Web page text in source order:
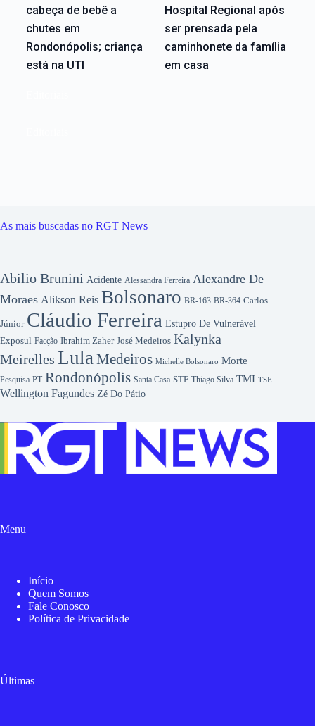
cabeça de bebê a
chutes em
Rondonópolis; criança
está na UTI
Hospital Regional após
ser prensada pela
caminhonete da família
em casa
As mais buscadas no RGT News
Abilio Brunini Acidente Alessandra Ferreira Alexandre De
Moraes Alikson Reis Bolsonaro BR-163 BR-364 Carlos
Júnior Cláudio Ferreira Estupro De Vulnerável
Exposul Facção Ibrahim Zaher José Medeiros Kalynka
Meirelles Lula Medeiros Michelle Bolsonaro Morte
Pesquisa PT Rondonópolis Santa Casa STF Thiago Silva TMI TSE
Wellington Fagundes Zé Do Pátio
Menu
Início
Quem Somos
Fale Conosco
Política de Privacidade
Últimas